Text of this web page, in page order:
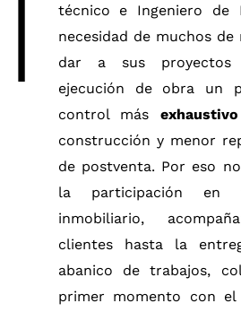
técnico e Ingeniero de
necesidad de muchos
dar a sus proyectos
ejecución de obra un
control más exhaustivo
construcción y menor
de postventa. Por eso
la participación en
inmobiliario,
clientes hasta la
abanico de trabajos,
primer momento con